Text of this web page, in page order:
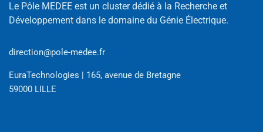
Le Pôle MEDEE est un cluster dédié à la Recherche et
Développement dans le domaine du Génie Électrique.
direction@pole-medee.fr
EuraTechnologies | 165, avenue de Bretagne
59000 LILLE